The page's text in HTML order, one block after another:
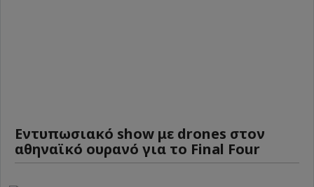
Εντυπωσιακό show με drones στον
αθηναϊκό ουρανό για το Final Four